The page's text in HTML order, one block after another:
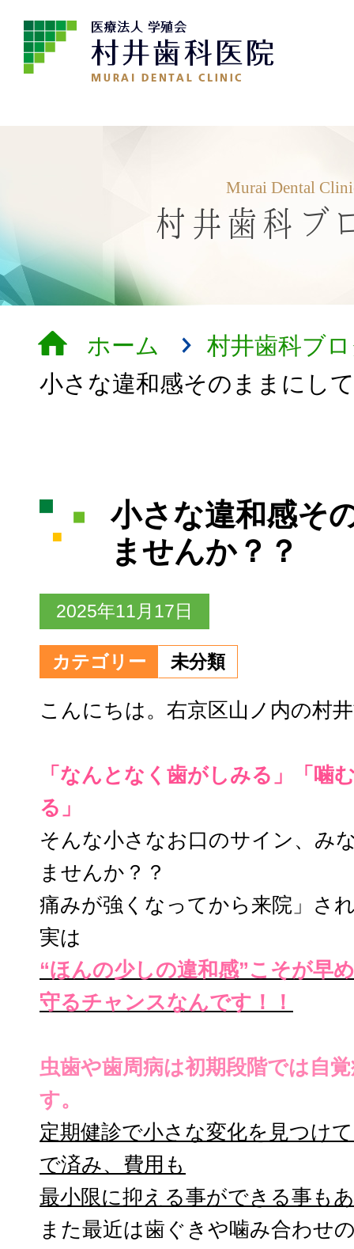
Murai Dental
村井歯科ブ
ホーム
村井歯科ブ
小さな違和感そのままにし
小さな違和感そ
ませんか？？
2025年11月17日
カテゴリー 未分類
こんにちは。右京区山ノ内の村
「なんとなく歯がしみる」「噛
る」
そんな小さなお口のサイン、み
ませんか？？
痛みが強くなってから来院」さ
実は
“ほんの少しの違和感”こそが早
守るチャンスなんです！！
虫歯や歯周病は初期段階では自
す。
定期健診で小さな変化を見つけ
で済み、費用も
最小限に抑える事ができる事も
また最近は歯ぐきや噛み合わせ